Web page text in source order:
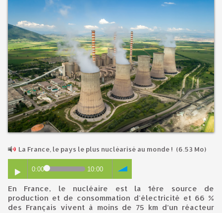
La France, le pays le plus nucléarisé au monde ! (6.53 Mo)
0:00 10:00
En France, le nucléaire est la 1ère source de
production et de consommation d'électricité et 66 %
des Français vivent à moins de 75 km d’un réacteur